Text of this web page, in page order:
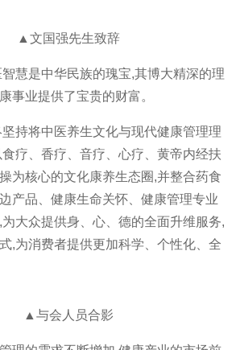
▲文国强先生致辞
慧是中华民族的瑰宝,其博大精深的理
事业提供了宝贵的财富。
持将中医养生文化与现代健康管理理
疗、香疗、音疗、心疗、黄帝内经扶
为核心的文化康养生态圈,并整合药食
产品、健康生命关怀、健康管理专业
大众提供身、心、德的全面升维服务,
,为消费者提供更加科学、个性化、全
▲与会人员合影